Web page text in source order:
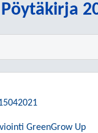
Pöytäkirja
GreenGrow Up